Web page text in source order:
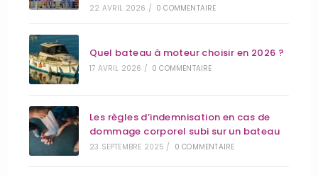
22 AVRIL 2026 / 0 COMMENTAIRE
Quel bateau à moteur choisir en 2026 ?
17 AVRIL 2026 / 0 COMMENTAIRE
Les règles d’indemnisation en cas de
dommage corporel subi sur un bateau
23 SEPTEMBRE 2025 / 0 COMMENTAIRE